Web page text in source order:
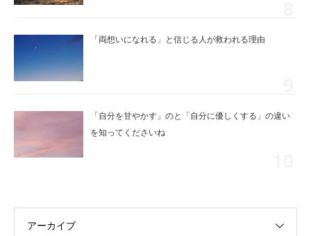
「両想いになれる」と信じる人が救われる理由
「自分を甘やかす」のと「自分に優しくする」の違い
を知ってくださいね
アーカイブ